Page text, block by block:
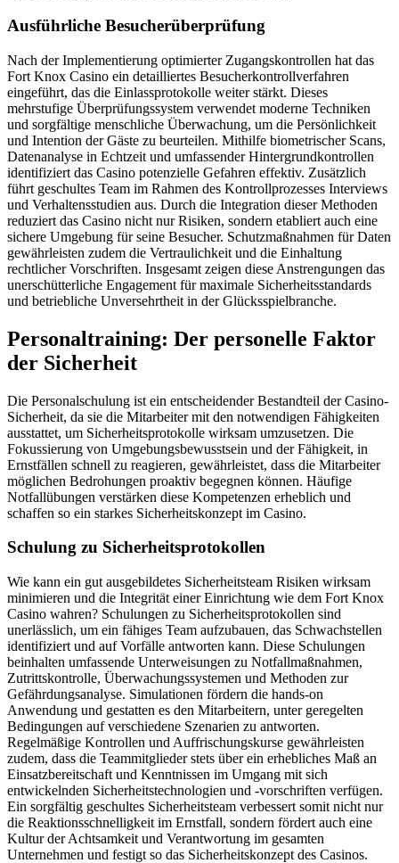
Ausführliche Besucherüberprüfung
Nach der Implementierung optimierter Zugangskontrollen hat das
Fort Knox Casino ein detailliertes Besucherkontrollverfahren
eingeführt, das die Einlassprotokolle weiter stärkt. Dieses
mehrstufige Überprüfungssystem verwendet moderne Techniken
und sorgfältige menschliche Überwachung, um die Persönlichkeit
und Intention der Gäste zu beurteilen. Mithilfe biometrischer Scans,
Datenanalyse in Echtzeit und umfassender Hintergrundkontrollen
identifiziert das Casino potenzielle Gefahren effektiv. Zusätzlich
führt geschultes Team im Rahmen des Kontrollprozesses Interviews
und Verhaltensstudien aus. Durch die Integration dieser Methoden
reduziert das Casino nicht nur Risiken, sondern etabliert auch eine
sichere Umgebung für seine Besucher. Schutzmaßnahmen für Daten
gewährleisten zudem die Vertraulichkeit und die Einhaltung
rechtlicher Vorschriften. Insgesamt zeigen diese Anstrengungen das
unerschütterliche Engagement für maximale Sicherheitsstandards
und betriebliche Unversehrtheit in der Glücksspielbranche.
Personaltraining: Der personelle Faktor
der Sicherheit
Die Personalschulung ist ein entscheidender Bestandteil der Casino-
Sicherheit, da sie die Mitarbeiter mit den notwendigen Fähigkeiten
ausstattet, um Sicherheitsprotokolle wirksam umzusetzen. Die
Fokussierung von Umgebungsbewusstsein und der Fähigkeit, in
Ernstfällen schnell zu reagieren, gewährleistet, dass die Mitarbeiter
möglichen Bedrohungen proaktiv begegnen können. Häufige
Notfallübungen verstärken diese Kompetenzen erheblich und
schaffen so ein starkes Sicherheitskonzept im Casino.
Schulung zu Sicherheitsprotokollen
Wie kann ein gut ausgebildetes Sicherheitsteam Risiken wirksam
minimieren und die Integrität einer Einrichtung wie dem Fort Knox
Casino wahren? Schulungen zu Sicherheitsprotokollen sind
unerlässlich, um ein fähiges Team aufzubauen, das Schwachstellen
identifiziert und auf Vorfälle antworten kann. Diese Schulungen
beinhalten umfassende Unterweisungen zu Notfallmaßnahmen,
Zutrittskontrolle, Überwachungssystemen und Methoden zur
Gefährdungsanalyse. Simulationen fördern die hands-on
Anwendung und gestatten es den Mitarbeitern, unter geregelten
Bedingungen auf verschiedene Szenarien zu antworten.
Regelmäßige Kontrollen und Auffrischungskurse gewährleisten
zudem, dass die Teammitglieder stets über ein erhebliches Maß an
Einsatzbereitschaft und Kenntnissen im Umgang mit sich
entwickelnden Sicherheitstechnologien und -vorschriften verfügen.
Ein sorgfältig geschultes Sicherheitsteam verbessert somit nicht nur
die Reaktionsschnelligkeit im Ernstfall, sondern fördert auch eine
Kultur der Achtsamkeit und Verantwortung im gesamten
Unternehmen und festigt so das Sicherheitskonzept des Casinos.